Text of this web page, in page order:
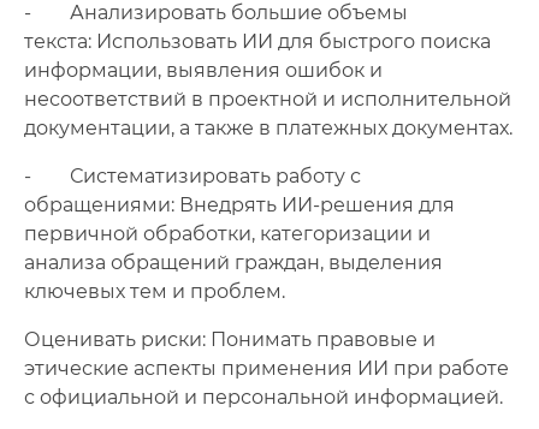
- Анализировать большие объемы
текста: Использовать ИИ для быстрого поиска
информации, выявления ошибок и
несоответствий в проектной и исполнительной
документации, а также в платежных документах.
- Систематизировать работу с
обращениями: Внедрять ИИ-решения для
первичной обработки, категоризации и
анализа обращений граждан, выделения
ключевых тем и проблем.
Оценивать риски: Понимать правовые и
этические аспекты применения ИИ при работе
с официальной и персональной информацией.